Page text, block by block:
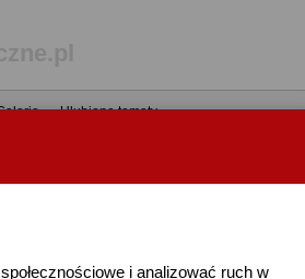
i analizować ruch w
• Ulubione tematy